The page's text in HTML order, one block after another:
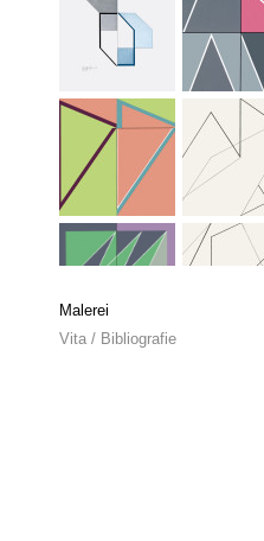
Malerei
Vita / Bibliografie